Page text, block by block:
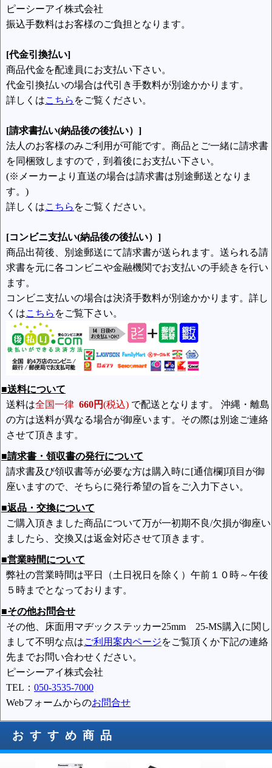
ピーシーアイ株式会社
振込手数料はお客様のご負担となります。
[代金引換払い]
商品代金を配達員にお支払い下さい。
代金引換払いの場合は代引き手数料が別途かかります。
詳しくはこちら をご覧ください。
[請求書払い(納品後の後払い）]
法人のお客様のみご利用が可能です。商品とご一緒に請求書
を同梱致しますので，到着後にお支払い下さい。
(※メーカーより直送の場合は請求書は別途郵送となりま
す。)
詳しくはこちら をご覧ください。
[コンビニ支払い(納品後の後払い）]
商品出荷後、別途郵送にて請求書が送られます。送られる請
求書を元に各コンビニや金融機関でお支払いの手続きを行い
ます。
コンビニ支払いの場合は決済手数料が別途かかります。詳し
くはこちら をご覧下さい。
■送料について
送料は全国一律 660円(税込) で配送となります。 沖縄・離島
の方は送料が異なる場合が御座います。その際は別途ご連絡
させて頂きます。
■請求書・領収書の発行について
請求書及び領収書等が必要な方は購入時に[通信欄]項目が御
座いますので、そちらに発行希望の旨をご入力下さい。
■返品・交換について
ご購入頂きました商品について万が一初期不良/欠損が御座い
ましたら、交換又は返金対応させて頂きます。
■営業時間について
弊社の営業時間は平日（土日祝日を除く）午前１０時～午後
５時までとなっております。
■その他お問合せ
その他、床面用マヂックステッカー25mm 25-MS購入に関し
まして不明な点はご利用案内ページをご覧頂くか下記の連絡
先までお問い合わせください。
ピーシーアイ株式会社
TEL： 050-3535-7000
Webフォームからのお問合せ
おすすめ商品